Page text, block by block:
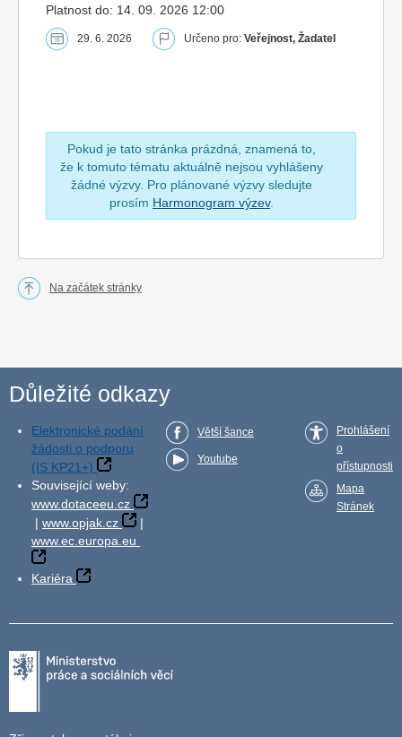
Platnost do: 14. 09. 2026 12:00
29. 6. 2026 Určeno pro: Veřejnost, Žadatel
Pokud je tato stránka prázdná, znamená to,
že k tomuto tématu aktuálně nejsou vyhlášeny
žádné výzvy. Pro plánované výzvy sledujte
prosím Harmonogram výzev.
Na začátek stránky
Důležité odkazy
Elektronické podání
žádosti o podporu
(IS KP21+)
Související weby:
www.dotaceeu.cz
| www.opjak.cz
|
www.ec.europa.eu
Kariéra
Větší šance
Youtube
Prohlášení
o
přístupnosti
Mapa
Stránek